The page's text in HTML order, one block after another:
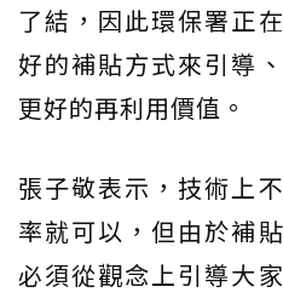
了結，因此環保署正
好的補貼方式來引導
更好的再利用價值。
張子敬表示，技術上
率就可以，但由於補
必須從觀念上引導大